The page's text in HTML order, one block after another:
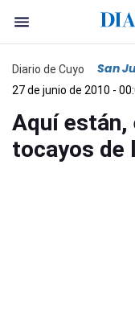
Diario de Cuyo San
27 de junio de 2010 -
Aquí
tocayos de